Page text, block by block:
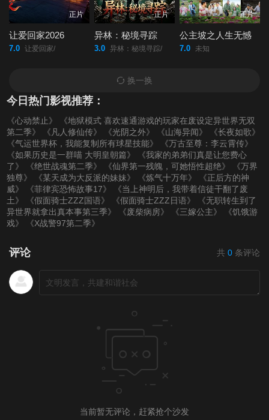
正片
让爱回家2026
7.0 让爱回家/
正片
异林：秘境寻踪
3.0 异林：秘境寻踪/
正片
公主坡之人生无憾
7.0 未知
换一换
今日热门影视推荐：
《心动禁止》
《地狱模式 喜欢速通游戏的玩家在废设定异世界无双
第二季》
《凡人修仙传》 《光阴之外》 《山海异闻》
《长夜如歌》
《气运世界杯，我能复制所有球星技能》
《万古至尊：李云霄传》
《如果历史是一群喵 大明皇朝篇》
《我家的弟弟们真是让您费心
了》
《绝世战魂第二季》 《仙界第一残魄，可她悟性超绝》
《万界
独尊》
《某天成为大反派的妹妹》 《炼气十万年》
《正后方的神
威》
《菲律宾恐怖故事17》
《当上神明后，我带着信徒干翻了废
土》
《假面骑士ZZZ国语》 《假面骑士ZZZ日语》
《无职转生到了
异世界就拿出真本事第三季》
《废柴病房》 《三嫁公主》
《饥饿游
戏》
《X战警97第二季》
评论 共 0 条评论
当前暂无评论，赶紧抢个沙发